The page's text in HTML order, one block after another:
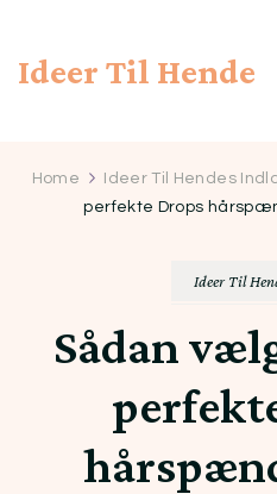
Ideer Til Hende
Home Ideer Til Hendes
perfekte Drops
Ideer Til
Sådan